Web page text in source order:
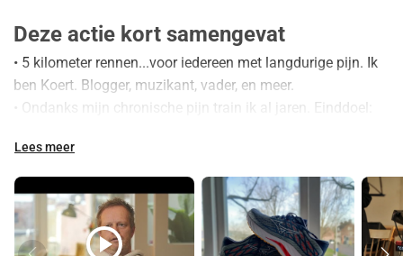
Deze actie kort samengevat
• 5 kilometer rennen...voor iedereen met langdurige pijn. Ik
ben Koert. Blogger, muzikant, vader, en meer.
• Ondanks mijn chronische pijn train ik al jaren. Einddoel:
• Doe mee en steun daarmee de bouw van online platform
Pijnstad!
5 kilometer hardlopen...voor
iedereen
Lees meer
play_circle